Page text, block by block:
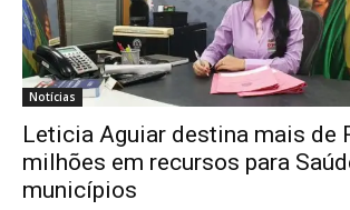
Notícias
Leticia Aguiar destina mais de
milhões em recursos para
municípios